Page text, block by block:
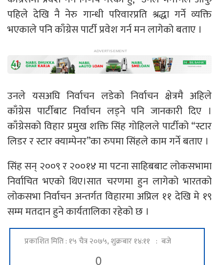
पहिले देखि नै नेरु गान्धी परिवारप्रति श्रद्धा गर्ने व्यक्ति
भएकाले पनि काँग्रेस पार्टी प्रवेश गर्न मन लागेको बताए ।
उनले यसअघि निर्वाचन लडेको निर्वाचन क्षेत्रमै अहिले
काँग्रेस पार्टीबाट निर्वाचन लड्ने पनि जानकारी दिए ।
काँग्रेसको विहार प्रमुख शक्ति सिंह गोहिलले पार्टीको “स्टार
लिडर र स्टार क्याम्पेनर”का रुपमा सिंहले काम गर्ने बताए ।
सिंह सन् २००९ र २००१४ मा पटना साहिबबाट लोकसभामा
निर्वाचित भएको थिए।सात चरणमा हुन लागेको भारतको
लोकसभा निर्वाचन अन्तर्गत विहारमा अप्रिल ११ देखि मे १९
सम्म मतदान हुने कार्यतालिका रहेको छ ।
प्रकाशित मिति : १५ चैत्र २०७५, शुक्रबार १४:११ : बजे
0